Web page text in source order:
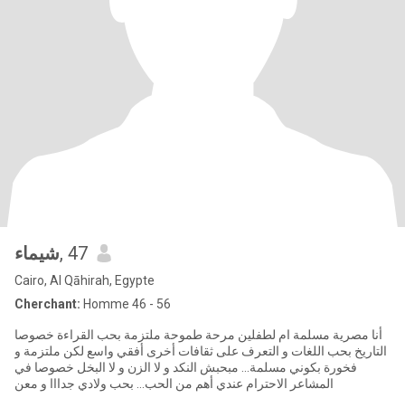
شيماء, 47
Cairo, Al Qāhirah, Egypte
Cherchant: Homme 46 - 56
أنا مصرية مسلمة ام لطفلين مرحة طموحة ملتزمة بحب القراءة خصوصا
التاريخ بحب اللغات و التعرف على ثقافات أخرى أفقي واسع لكن ملتزمة و
فخورة بكوني مسلمة... مبحبش النكد و لا الزن و لا البخل خصوصا في
المشاعر الاحترام عندي أهم من الحب... بحب ولادي جدااا و معن